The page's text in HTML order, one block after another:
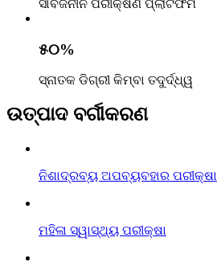
ସାର୍ବଜନୀନ ପରୀକ୍ଷଣ ପ୍ଲାଟଫର୍ମ
୫୦%
ସ୍ନାତକ ଡିଗ୍ରୀ କିମ୍ବା ତଦୁର୍ଦ୍ଧ୍ୱ
ଉତ୍ପାଦ ବର୍ଗୀକରଣ
ନିଶାଦ୍ରବ୍ୟ ଅପବ୍ୟବହାର ପରୀକ୍ଷା
ମହିଳା ସ୍ୱାସ୍ଥ୍ୟ ପରୀକ୍ଷା